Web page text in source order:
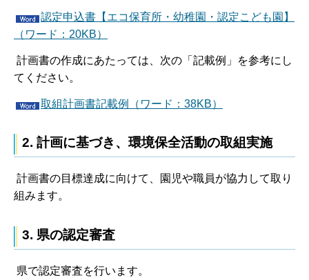
認定申込書【エコ保育所・幼稚園・認定こども園】
（ワード：20KB）
計画書の作成にあたっては、次の「記載例」を参考にし
てください。
取組計画書記載例（ワード：38KB）
2. 計画に基づき、環境保全活動の取組実施
計画書の目標達成に向けて、園児や職員が協力して取り
組みます。
3. 県の認定審査
県で認定審査を行います。